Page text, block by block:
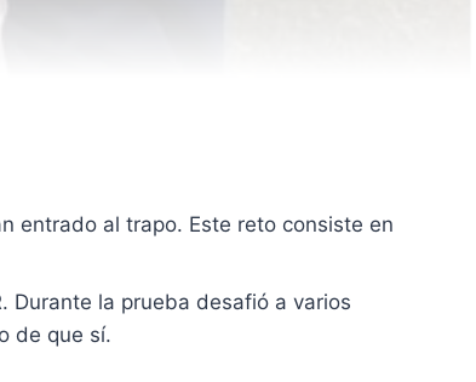
entrado al trapo. Este reto consiste en
Durante la prueba desafió a varios
de que sí.